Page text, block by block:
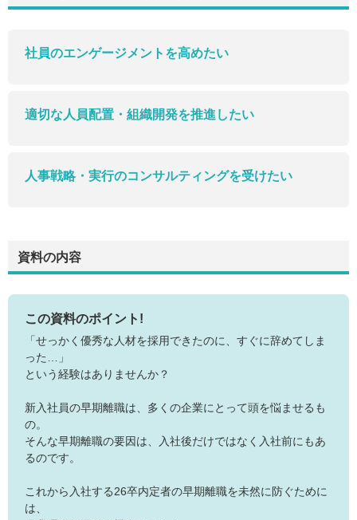
社員のエンゲージメントを高めたい
適切な人員配置・組織開発を推進したい
人事戦略・実行のコンサルティングを受けたい
資料の内容
この資料のポイント!
「せっかく優秀な人材を採用できたのに、すぐに辞めてしま
った…」
という経験はありませんか？
新入社員の早期離職は、多くの企業にとって頭を悩ませるも
の。
そんな早期離職の要因は、入社後だけではなく入社前にもあ
るのです。
これから入社する26卒内定者の早期離職を未然に防ぐために
は、